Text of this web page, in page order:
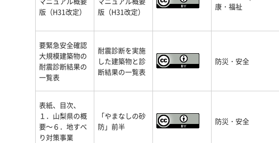
版（H31改定）
版（H31改定）
康・福祉
要緊急安全確認
大規模建築物の
耐震診断結果の
一覧表
耐震診断を実施
した建築物と診
断結果の一覧表
防災・安全
表紙、目次、
１．山梨県の概
要～６．地すべ
り対策事業
「やまなしの砂
防」前半
防災・安全